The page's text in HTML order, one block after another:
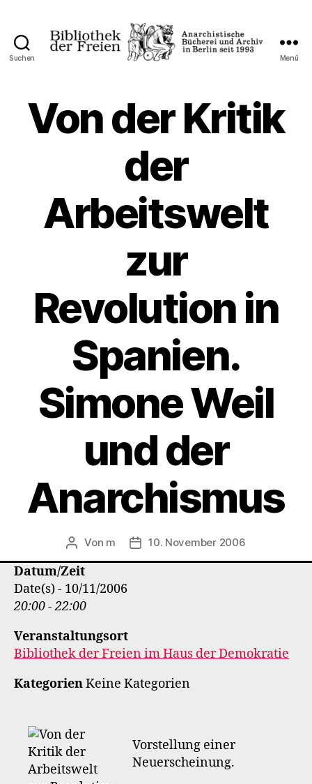
Suchen Menü
Von der Kritik
der
Arbeitswelt
zur
Revolution in
Spanien.
Simone Weil
und der
Anarchismus
Beitragsautor
Von m Veröffentlichungsdatum
10. November 2006
Datum/Zeit
Date(s) - 10/11/2006
20:00 - 22:00
Veranstaltungsort
Bibliothek der Freien im Haus der Demokratie
KategorienKeine Kategorien
Vorstellung einer
Neuerscheinung.